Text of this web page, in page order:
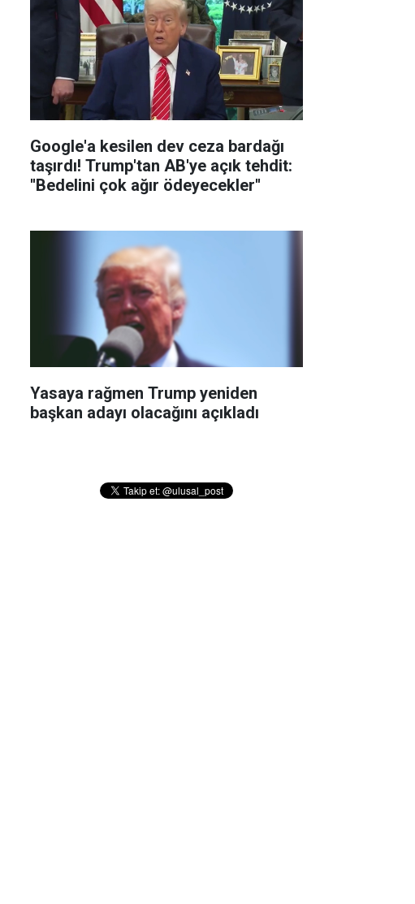
Google'a kesilen dev ceza bardağı
taşırdı! Trump'tan AB'ye açık tehdit:
''Bedelini çok ağır ödeyecekler''
Yasaya rağmen Trump yeniden
başkan adayı olacağını açıkladı